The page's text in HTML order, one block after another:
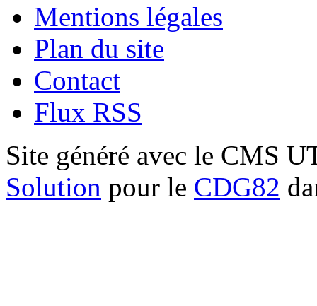
Mentions légales
Plan du site
Contact
Flux RSS
Site généré avec le CMS
Solution pour le CDG82